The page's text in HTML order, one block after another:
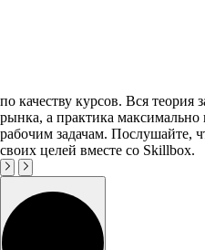
по качеству курсов. Вся теория
рынка, а практика
рабочим задачам. Послушайте,
своих целей вместе со Skillbox.